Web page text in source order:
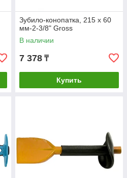
Зубило-конопатка, 215 х 60
мм-2-3/8" Gross
В наличии
7 378 ₸
Купить